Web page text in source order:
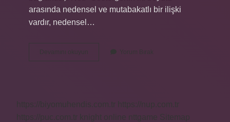
arasında nedensel ve mutabakatlı bir ilişki
vardır, nedensel…
Yorum Bırak
https://biyomuhendis.com.tr
https://nup.com.tr
knight online nttgame Sitemap